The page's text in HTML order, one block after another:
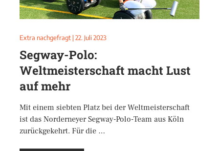
Extra nachgefragt | 22. Juli 2023
Segway-Polo:
Weltmeisterschaft macht Lust
auf mehr
Mit einem siebten Platz bei der Weltmeisterschaft
ist das Norderneyer Segway-Polo-Team aus Köln
zurückgekehrt. Für die …